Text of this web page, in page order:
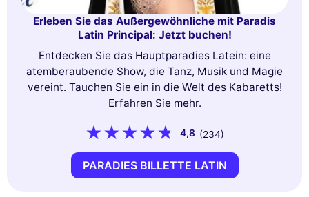
Erleben Sie das Außergewöhnliche mit Paradis
Latin Principal: Jetzt buchen!
Entdecken Sie das Hauptparadies Latein: eine
atemberaubende Show, die Tanz, Musik und Magie
vereint. Tauchen Sie ein in die Welt des Kabaretts!
Erfahren Sie mehr.
4,8 (234)
PARADIES BILLETTE LATIN